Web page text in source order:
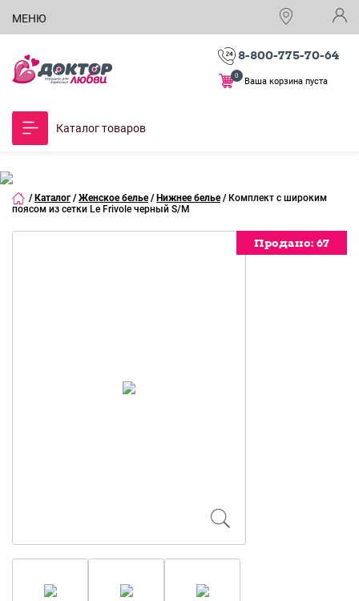
МЕНЮ
8-800-775-70-64
Ваша корзина пуста
0
Каталог товаров
/ Каталог / Женское белье / Нижнее белье / Комплект с широким
поясом из сетки Le Frivole черный S/M
Продано: 67
Продано: 67
Продано: 67